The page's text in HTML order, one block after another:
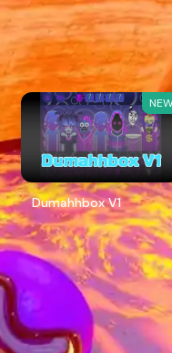
Dumahhbox V1